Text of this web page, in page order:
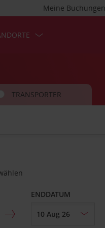
Meine Buchungen
TRANSPORTER
ENDDATUM